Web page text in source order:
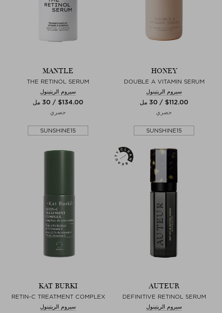
HONEY
DOUBLE A VITAMIN SERUM
سيروم الريتينول
$‌112.00 / 30 مل
حصري
SUNSHINE15
MANTLE
THE RETINOL SERUM
سيروم الريتينول
$‌134.00 / 30 مل
حصري
SUNSHINE15
AUTEUR
DEFINITIVE RETINOL SERUM
سيروم الريتينول
KAT BURKI
RETIN-C TREATMENT COMPLEX
سيروم الريتينول